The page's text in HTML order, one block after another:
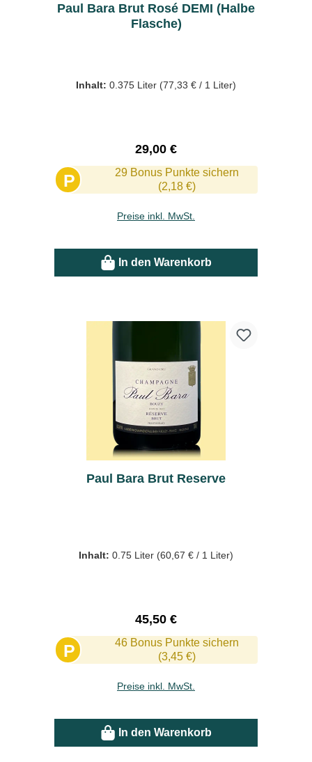
Paul Bara Brut Rosé DEMI (Halbe
Flasche)
Inhalt: 0.375 Liter (77,33 € / 1 Liter)
Regulärer Preis:
29,00 €
P
29 Bonus Punkte sichern
(2,18 €)
Preise inkl. MwSt.
In den Warenkorb
Paul Bara Brut Reserve
Inhalt: 0.75 Liter (60,67 € / 1 Liter)
Regulärer Preis:
45,50 €
P
46 Bonus Punkte sichern
(3,45 €)
Preise inkl. MwSt.
In den Warenkorb